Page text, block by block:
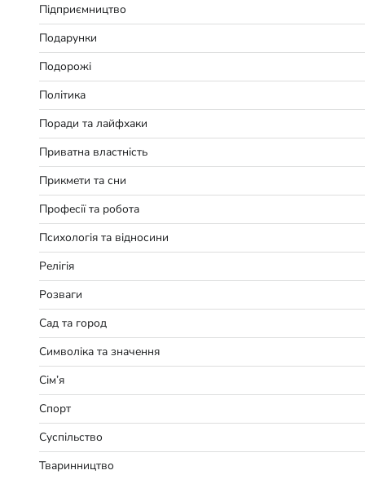
Підприємництво
Подарунки
Подорожі
Політика
Поради та лайфхаки
Приватна властність
Прикмети та сни
Професії та робота
Психологія та відносини
Релігія
Розваги
Сад та город
Символіка та значення
Сім’я
Спорт
Суспільство
Тваринництво